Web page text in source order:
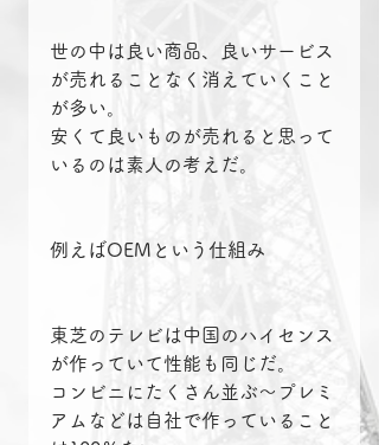
世の中は良い商品、良いサービス
が売れることなく消えていくこと
が多い。
安くて良いものが売れると思って
いるのは素人の考えだ。
例えばOEMという仕組み
東芝のテレビは中国のハイセンス
が作っていて性能も同じだ。
コンビニにたくさん並ぶ〜プレミ
アムなどは自社で作っていること